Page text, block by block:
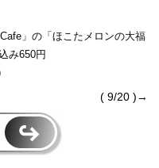
」の「ほこたメロンの大福
み650円
( 9/20 )→